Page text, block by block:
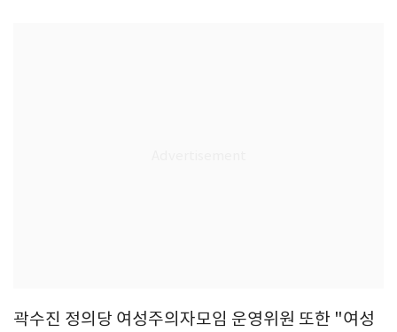
곽수진 정의당 여성주의자모임 운영위원 또한 "여성